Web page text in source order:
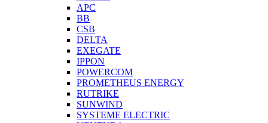
APC
BB
CSB
DELTA
EXEGATE
IPPON
POWERCOM
PROMETHEUS ENERGY
RUTRIKE
SUNWIND
SYSTEME ELECTRIC